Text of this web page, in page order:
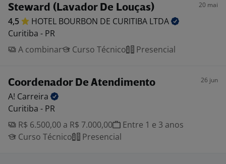
Steward (Lavador De Louças) 20 mai
4,5 HOTEL BOURBON DE CURITIBA LTDA
Curitiba - PR
A combinar
Curso Técnico Presencial
Coordenador De Atendimento 26 jun
A! Carreira
Curitiba - PR
R$ 6.500,00 a R$ 7.000,00
Entre 1 e 3 anos
Curso Técnico
Presencial